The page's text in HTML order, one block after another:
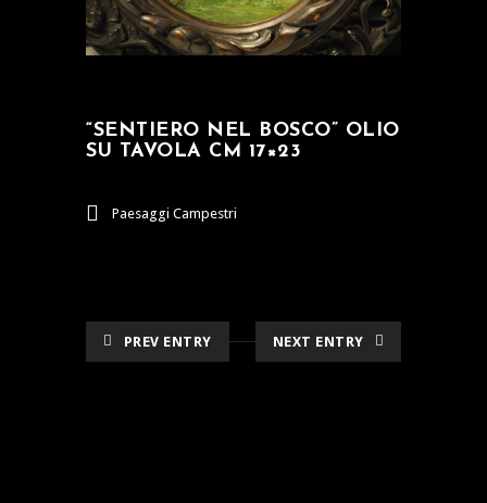
“SENTIERO NEL BOSCO” OLIO
SU TAVOLA CM 17×23
Paesaggi Campestri
PREV ENTRY NEXT ENTRY